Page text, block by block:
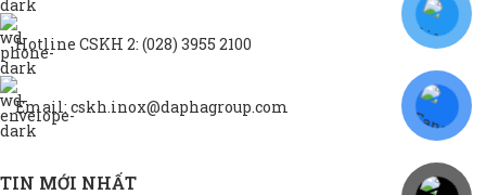
Hotline CSKH 2: (028) 3955 2100
Email: cskh.inox@daphagroup.com
TIN MỚI NHẤT